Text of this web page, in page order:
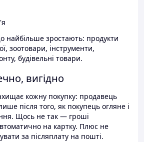
найбільше зростають: продукти
зоотовари, інструменти,
будівельні товари.
вигідно
кожну покупку: продавець
після того, як покупець огляне і
Щось не так — гроші
на картку. Плюс не
за післяплату на пошті.